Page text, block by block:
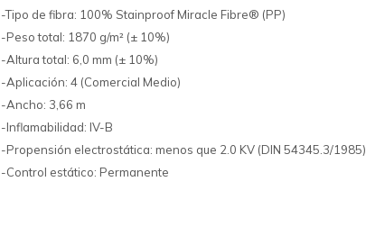
-Tipo de fibra: 100% Stainproof Miracle Fibre® (PP)
-Peso total: 1870 g/m² (± 10%)
-Altura total: 6,0 mm (± 10%)
-Aplicación: 4 (Comercial Medio)
-Ancho: 3,66 m
-Inflamabilidad: IV-B
-Propensión electrostática: menos que 2.0 KV (DIN 54345.3/1985)
-Control estático: Permanente